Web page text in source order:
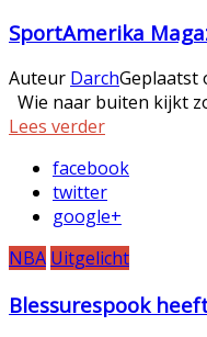
SportAmerika
Auteur DarchGeplaatst
Wie naar buiten kijkt
Lees verder
facebook
twitter
google+
NBA Uitgelicht
Blessurespook